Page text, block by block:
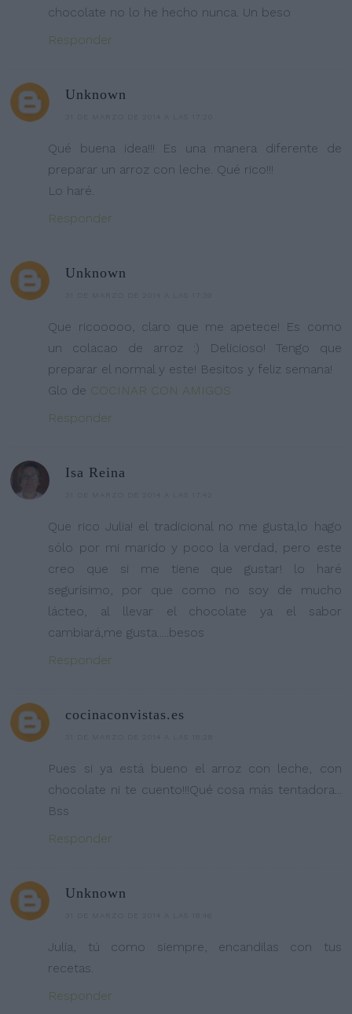
chocolate no lo he hecho nunca. Un beso
Responder
Unknown
Qué buena idea!!! Es una manera diferente de
preparar un arroz con leche. Qué rico!!!
Lo haré.
Responder
Unknown
Que ricooooo, claro que me apetece! Es como
un colacao de arroz :) Delicioso! Tengo que
preparar el normal y este! Besitos y feliz semana!
Glo de COCINAR CON AMIGOS
Responder
Isa Reina
Que rico Julia! el tradicional no me gusta,lo hago
sólo por mi marido y poco la verdad, pero este
creo que si me tiene que gustar! lo haré
segurísimo, por que como no soy de mucho
lácteo, al llevar el chocolate ya el sabor
cambiará,me gusta.....besos
Responder
cocinaconvistas.es
Pues si ya está bueno el arroz con leche, con
chocolate ni te cuento!!!Qué cosa más tentadora...
Bss
Responder
Unknown
Julia, tú como siempre, encandilas con tus
recetas.
Responder